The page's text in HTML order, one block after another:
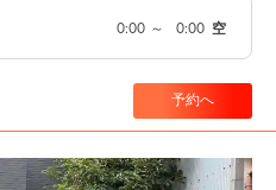
0:00 ～ 0:00 空
予約へ